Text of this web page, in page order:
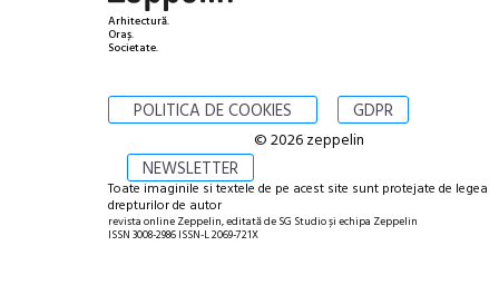
Arhitectură.
Oraș.
Societate.
POLITICA DE COOKIES GDPR
NEWSLETTER
© 2026 zeppelin
Toate imaginile si textele de pe acest site sunt protejate de legea
drepturilor de autor
revista online Zeppelin, editată de SG Studio și echipa Zeppelin
ISSN 3008-2986 ISSN-L 2069-721X